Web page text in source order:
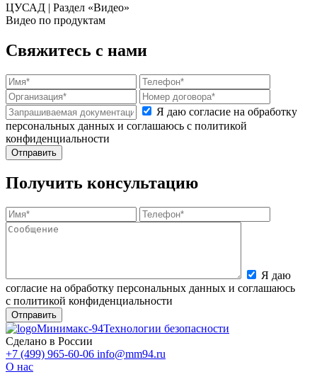
ЦУСАД | Раздел «Видео»
Видео по продуктам
Свяжитесь с нами
Я даю согласие на обработку
персональных данных и соглашаюсь с политикой
конфиденциальности
Получить консультацию
Я даю
согласие на обработку персональных данных и соглашаюсь
с политикой конфиденциальности
Минимакс-94Технологии безопасности
Сделано в России
+7 (499) 965-60-06 info@mm94.ru
О нас